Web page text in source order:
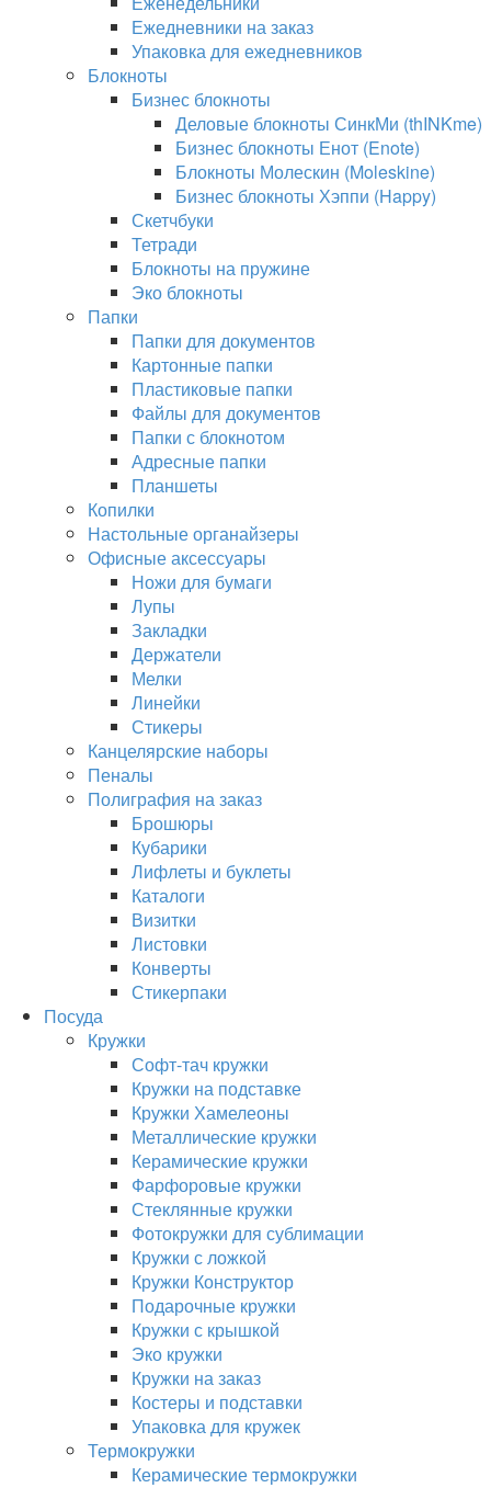
Ежедневники на заказ
Упаковка для ежедневников
Блокноты
Бизнес блокноты
Деловые блокноты СинкМи (thINKme)
Бизнес блокноты Енот (Enote)
Блокноты Молескин (Moleskine)
Бизнес блокноты Хэппи (Happy)
Скетчбуки
Тетради
Блокноты на пружине
Эко блокноты
Папки
Папки для документов
Картонные папки
Пластиковые папки
Файлы для документов
Папки с блокнотом
Адресные папки
Планшеты
Копилки
Настольные органайзеры
Офисные аксессуары
Ножи для бумаги
Лупы
Закладки
Держатели
Мелки
Линейки
Стикеры
Канцелярские наборы
Пеналы
Полиграфия на заказ
Брошюры
Кубарики
Лифлеты и буклеты
Каталоги
Визитки
Листовки
Конверты
Стикерпаки
Посуда
Кружки
Софт-тач кружки
Кружки на подставке
Кружки Хамелеоны
Металлические кружки
Керамические кружки
Фарфоровые кружки
Стеклянные кружки
Фотокружки для сублимации
Кружки с ложкой
Кружки Конструктор
Подарочные кружки
Кружки с крышкой
Эко кружки
Кружки на заказ
Костеры и подставки
Упаковка для кружек
Термокружки
Керамические термокружки